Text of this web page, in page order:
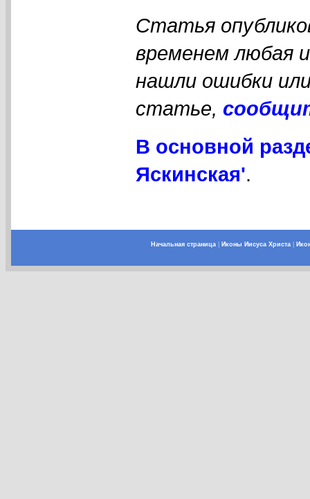
Статья
временем любая
нашли ошибки
статье,
В основной
Яскинская'.
Начальная страница| Иконы Иисуса Христа|